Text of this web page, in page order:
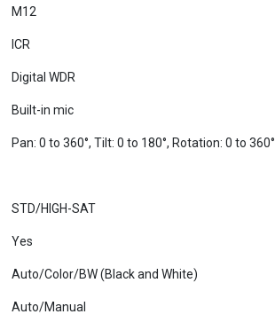
ICR
Digital WDR
Built-in mic
Pan: 0 to 360°, Tilt: 0 to 180°, Rotation: 0 to 360°
Yes
Auto/Color/BW (Black and White)
Auto/Manual
DWDR/BLC/HLC/Global